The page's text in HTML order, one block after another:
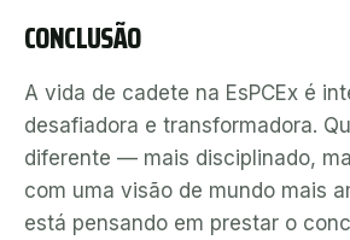
CONCLUSÃO
A vida de cadete na EsPCEx é
desafiadora e transformadora.
diferente — mais disciplinado,
com uma visão de mundo mais
está pensando em prestar o